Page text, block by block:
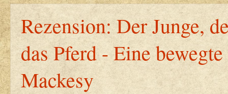
Rezension: Der Junge,
das Pferd - Eine
Mackesy